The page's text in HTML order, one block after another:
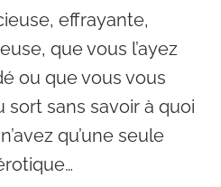
effrayante,
que vous l’ayez
ou que vous vous
sort sans savoir à quoi
qu’une seule